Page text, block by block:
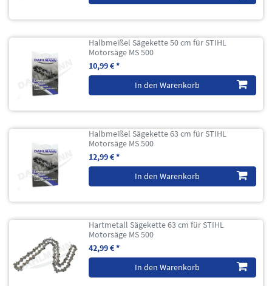
Halbmeißel Sägekette 50 cm für STIHL
Motorsäge MS 500
10,99 € *
In den Warenkorb
Halbmeißel Sägekette 63 cm für STIHL
Motorsäge MS 500
12,99 € *
In den Warenkorb
Hartmetall Sägekette 63 cm für STIHL
Motorsäge MS 500
42,99 € *
In den Warenkorb